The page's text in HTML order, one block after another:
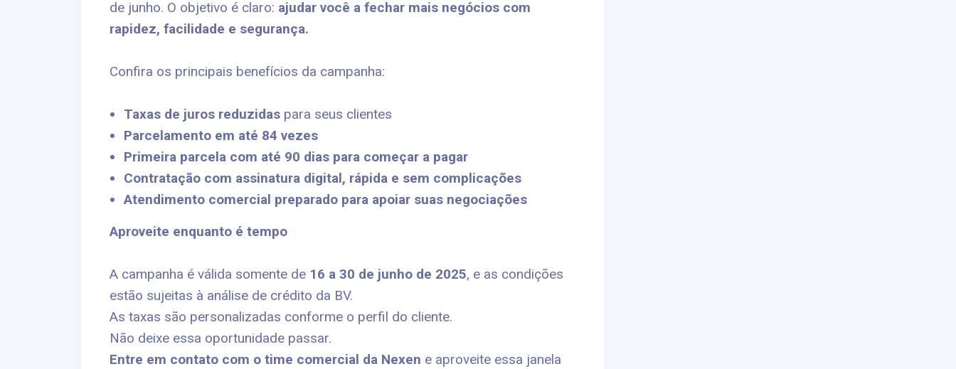
de junho. O objetivo é claro: ajudar você a fechar mais negócios com
rapidez, facilidade e segurança.
Confira os principais benefícios da campanha:
Taxas de juros reduzidas para seus clientes
Parcelamento em até 84 vezes
Primeira parcela com até 90 dias para começar a pagar
Contratação com assinatura digital, rápida e sem complicações
Atendimento comercial preparado para apoiar suas negociações
Aproveite enquanto é tempo
A campanha é válida somente de 16 a 30 de junho de 2025, e as condições
estão sujeitas à análise de crédito da BV.
As taxas são personalizadas conforme o perfil do cliente.
Não deixe essa oportunidade passar.
Entre em contato com o time comercial da Nexen e aproveite essa janela